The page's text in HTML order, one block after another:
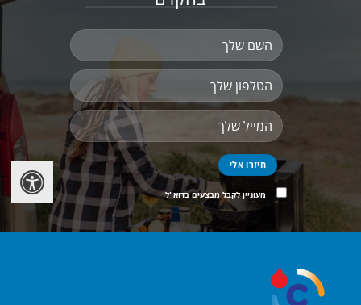
מעוניין לקבל מבצעים בדוא"ל